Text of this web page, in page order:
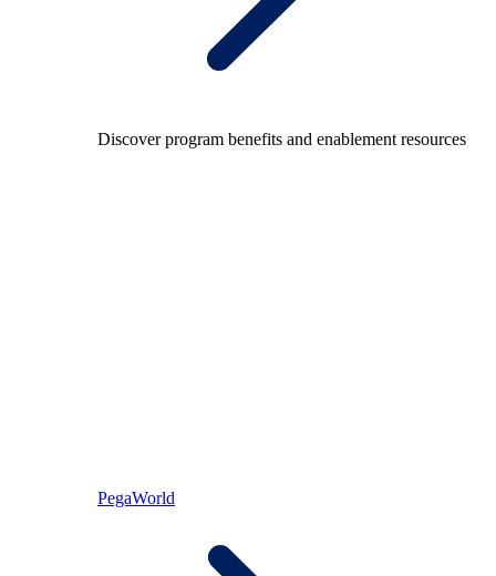
Discover program benefits and enablement resources
PegaWorld